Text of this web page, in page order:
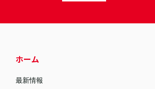
ホーム
最新情報